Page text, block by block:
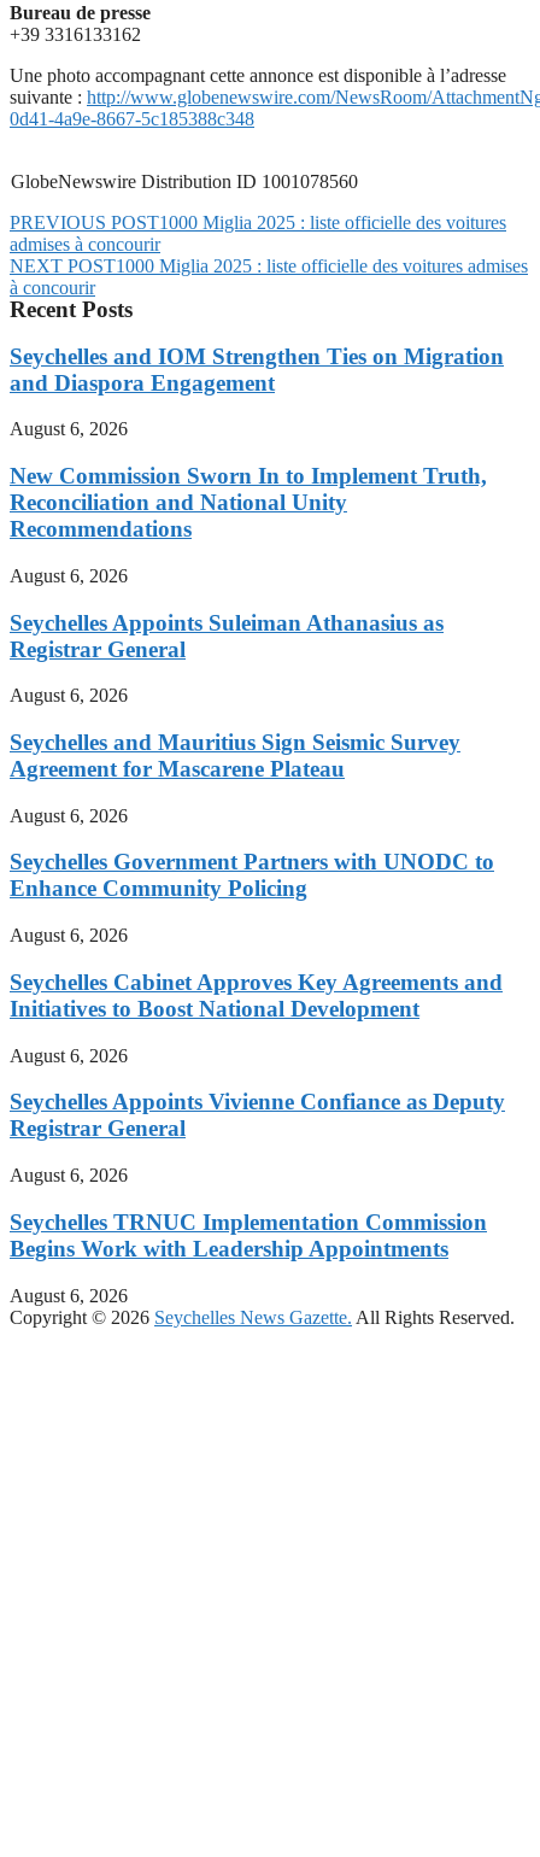
Bureau de presse
+39 3316133162
Une photo accompagnant cette annonce est disponible à l’adresse
suivante : http://www.globenewswire.com/NewsRoom/
0d41-4a9e-8667-5c185388c348
GlobeNewswire Distribution ID 1001078560
PREVIOUS POST1000 Miglia 2025 : liste officielle des voitures
admises à concourir
NEXT POST1000 Miglia 2025 : liste officielle des voitures admises
à concourir
Recent Posts
Seychelles and IOM Strengthen Ties on Migration
and Diaspora Engagement
August 6, 2026
New Commission Sworn In to Implement Truth,
Reconciliation and National Unity
Recommendations
August 6, 2026
Seychelles Appoints Suleiman Athanasius as
Registrar General
August 6, 2026
Seychelles and Mauritius Sign Seismic Survey
Agreement for Mascarene Plateau
August 6, 2026
Seychelles Government Partners with UNODC to
Enhance Community Policing
August 6, 2026
Seychelles Cabinet Approves Key Agreements and
Initiatives to Boost National Development
August 6, 2026
Seychelles Appoints Vivienne Confiance as Deputy
Registrar General
August 6, 2026
Seychelles TRNUC Implementation Commission
Begins Work with Leadership Appointments
August 6, 2026
Copyright © 2026 Seychelles News Gazette. All Rights Reserved.